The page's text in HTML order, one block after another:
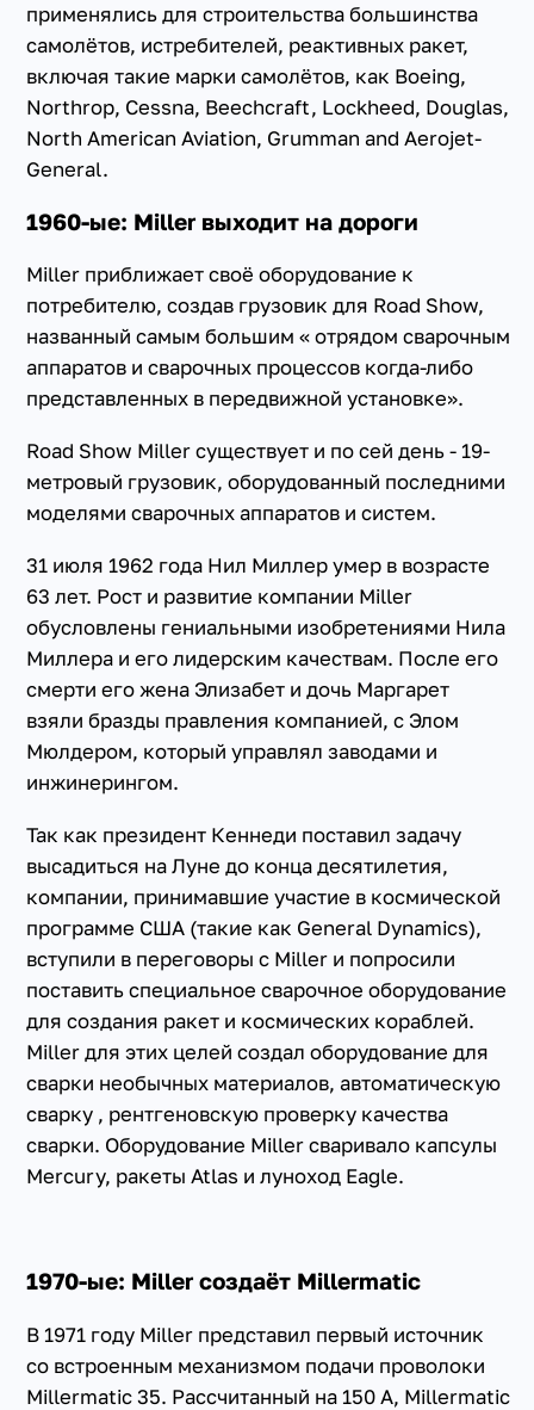
применялись для строительства большинства
самолётов, истребителей, реактивных ракет,
включая такие марки самолётов, как Boeing,
Northrop, Cessna, Beechcraft, Lockheed, Douglas,
North American Aviation, Grumman and Aerojet-
General.
1960-ые: Miller выходит на дороги
Miller приближает своё оборудование к
потребителю, создав грузовик для Road Show,
названный самым большим « отрядом сварочным
аппаратов и сварочных процессов когда-либо
представленных в передвижной установке».
Road Show Miller существует и по сей день - 19-
метровый грузовик, оборудованный последними
моделями сварочных аппаратов и систем.
31 июля 1962 года Нил Миллер умер в возрасте
63 лет. Рост и развитие компании Miller
обусловлены гениальными изобретениями Нила
Миллера и его лидерским качествам. После его
смерти его жена Элизабет и дочь Маргарет
взяли бразды правления компанией, с Элом
Мюлдером, который управлял заводами и
инжинерингом.
Так как президент Кеннеди поставил задачу
высадиться на Луне до конца десятилетия,
компании, принимавшие участие в космической
программе США (такие как General Dynamics),
вступили в переговоры с Miller и попросили
поставить специальное сварочное оборудование
для создания ракет и космических кораблей.
Miller для этих целей создал оборудование для
сварки необычных материалов, автоматическую
сварку , рентгеновскую проверку качества
сварки. Оборудование Miller сваривало капсулы
Mercury, ракеты Atlas и луноход Eagle.
1970-ые: Miller создаёт Millermatic
В 1971 году Miller представил первый источник
со встроенным механизмом подачи проволоки
Millermatic 35. Рассчитанный на 150 А, Millermatic